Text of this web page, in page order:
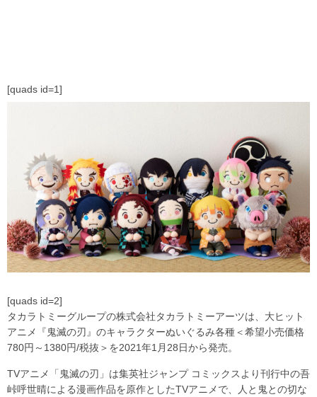
[quads id=1]
[quads id=2]
タカラトミーグループの株式会社タカラトミーアーツは、大ヒット
アニメ『鬼滅の刃』のキャラクターぬいぐるみ各種＜希望小売価格
780円～1380円/税抜＞を2021年1月28日から発売。
TVアニメ「鬼滅の刃」は集英社ジャンプ コミックスより刊行中の吾
峠呼世晴による漫画作品を原作としたTVアニメで、人と鬼との切な